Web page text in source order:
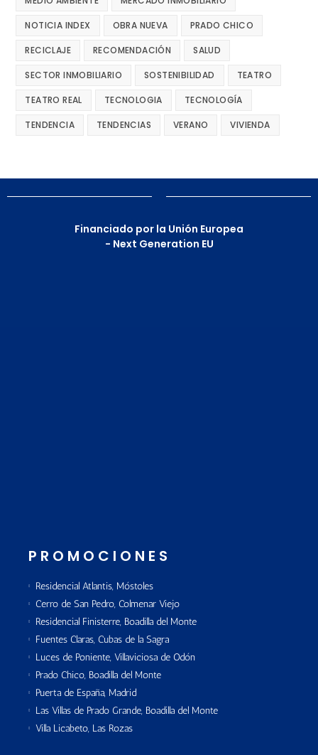
NOTICIA INDEX OBRA NUEVA PRADO CHICO
RECICLAJE RECOMENDACIÓN SALUD
SECTOR INMOBILIARIO SOSTENIBILIDAD TEATRO
TEATRO REAL TECNOLOGIA TECNOLOGÍA
TENDENCIA TENDENCIAS VERANO VIVIENDA
Financiado por la Unión Europea
- Next Generation EU
PROMOCIONES
Residencial Atlantis, Móstoles
Cerro de San Pedro, Colmenar Viejo
Residencial Finisterre, Boadilla del Monte
Fuentes Claras, Cubas de la Sagra
Luces de Poniente, Villaviciosa de Odón
Prado Chico, Boadilla del Monte
Puerta de España, Madrid
Las Villas de Prado Grande, Boadilla del Monte
Villa Licabeto, Las Rozas